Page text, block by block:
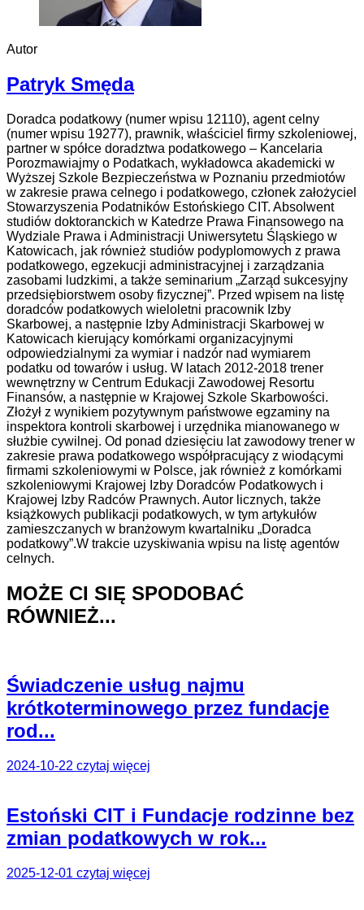
Autor
Patryk Smęda
Doradca podatkowy (numer wpisu 12110), agent celny
(numer wpisu 19277), prawnik, właściciel firmy szkoleniowej,
partner w spółce doradztwa podatkowego – Kancelaria
Porozmawiajmy o Podatkach, wykładowca akademicki w
Wyższej Szkole Bezpieczeństwa w Poznaniu przedmiotów
w zakresie prawa celnego i podatkowego, członek założyciel
Stowarzyszenia Podatników Estońskiego CIT. Absolwent
studiów doktoranckich w Katedrze Prawa Finansowego na
Wydziale Prawa i Administracji Uniwersytetu Śląskiego w
Katowicach, jak również studiów podyplomowych z prawa
podatkowego, egzekucji administracyjnej i zarządzania
zasobami ludzkimi, a także seminarium „Zarząd sukcesyjny
przedsiębiorstwem osoby fizycznej”. Przed wpisem na listę
doradców podatkowych wieloletni pracownik Izby
Skarbowej, a następnie Izby Administracji Skarbowej w
Katowicach kierujący komórkami organizacyjnymi
odpowiedzialnymi za wymiar i nadzór nad wymiarem
podatku od towarów i usług. W latach 2012-2018 trener
wewnętrzny w Centrum Edukacji Zawodowej Resortu
Finansów, a następnie w Krajowej Szkole Skarbowości.
Złożył z wynikiem pozytywnym państwowe egzaminy na
inspektora kontroli skarbowej i urzędnika mianowanego w
służbie cywilnej. Od ponad dziesięciu lat zawodowy trener w
zakresie prawa podatkowego współpracujący z wiodącymi
firmami szkoleniowymi w Polsce, jak również z komórkami
szkoleniowymi Krajowej Izby Doradców Podatkowych i
Krajowej Izby Radców Prawnych. Autor licznych, także
książkowych publikacji podatkowych, w tym artykułów
zamieszczanych w branżowym kwartalniku „Doradca
podatkowy”.W trakcie uzyskiwania wpisu na listę agentów
celnych.
MOŻE CI SIĘ SPODOBAĆ
RÓWNIEŻ...
Świadczenie usług najmu
krótkoterminowego przez fundacje
rod...
2024-10-22 czytaj więcej
Estoński CIT i Fundacje rodzinne bez
zmian podatkowych w rok...
2025-12-01 czytaj więcej